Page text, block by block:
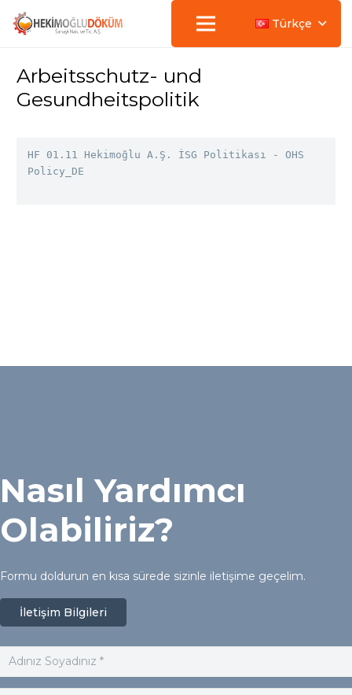
Türkçe
Arbeitsschutz- und
Gesundheitspolitik
HF 01.11 Hekimoğlu A.Ş. İSG Politikası - OHS
Policy_DE
Nasıl Yardımcı
Olabiliriz?
Formu doldurun en kısa sürede sizinle iletişime geçelim.
İletişim Bilgileri